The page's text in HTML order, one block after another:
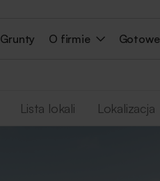
Grunty O firmie
Lista lokali Lokalizacja